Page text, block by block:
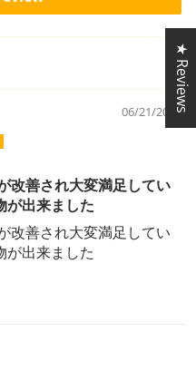
06/21/2026
改善され大変満足してい
が出来ました
改善され大変満足してい
が出来ました
★ Reviews